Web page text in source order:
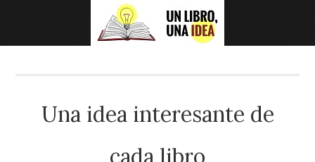
Una idea interesante de
cada libro